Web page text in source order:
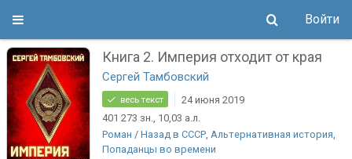
Войти
Книга 2. Империя отходит от края
Сергей Тамбовский
весь текст
24 июня 2019
401 273 зн., 10,03 а.л.
Роман /Назад в СССР,Альтернативная история,
Попаданцы во времени